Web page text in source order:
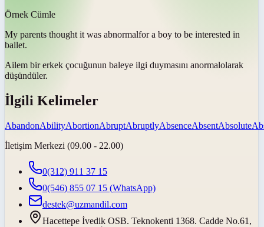
Örnek Cümle
My parents thought it was abnormalfor a boy to be interested in
ballet.
Ailem bir erkek çocuğunun baleye ilgi duymasını anormalolarak
düşündüler.
İlgili Kelimeler
AbandonAbilityAbortionAbruptAbruptlyAbsenceAbsentAbsolute
İletişim Merkezi (09.00 - 22.00)
0(312) 911 37 15
0(546) 855 07 15 (WhatsApp)
destek@uzmandil.com
Hacettepe İvedik OSB. Teknokenti 1368. Cadde No.61,